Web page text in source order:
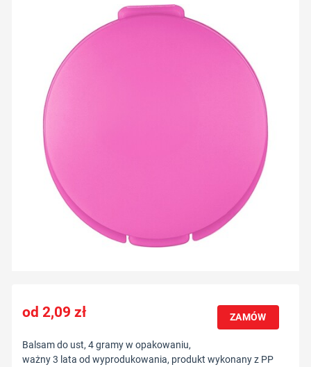
2,09zł ZAMÓW
Balsam do ust, 4 gramy w opakowaniu,
ważny 3 lata od wyprodukowania, produkt wykonany z PP